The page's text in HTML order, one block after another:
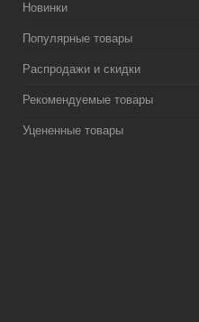
Новинки
Популярные товары
Распродажи и скидки
Рекомендуемые товары
Уцененные товары